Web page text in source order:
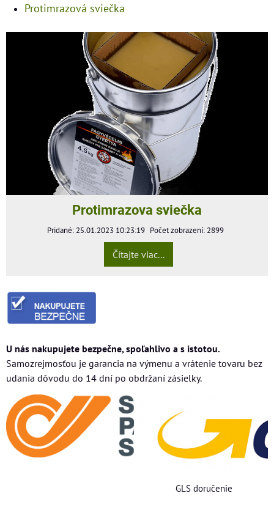
Protimrazová sviečka
Protimrazova sviečka
Pridané: 25.01.2023 10:23:19 Počet zobrazení: 2899
Čítajte viac...
U nás nakupujete bezpečne, spoľahlivo a s istotou.
Samozrejmosťou je garancia na výmenu a vrátenie tovaru bez
udania dôvodu do 14 dní po obdržaní zásielky.
GLS doručenie